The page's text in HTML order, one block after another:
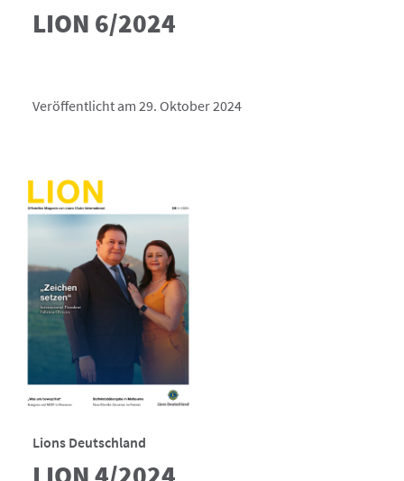
LION 6/2024
Veröffentlicht am 29. Oktober 2024
Lions Deutschland